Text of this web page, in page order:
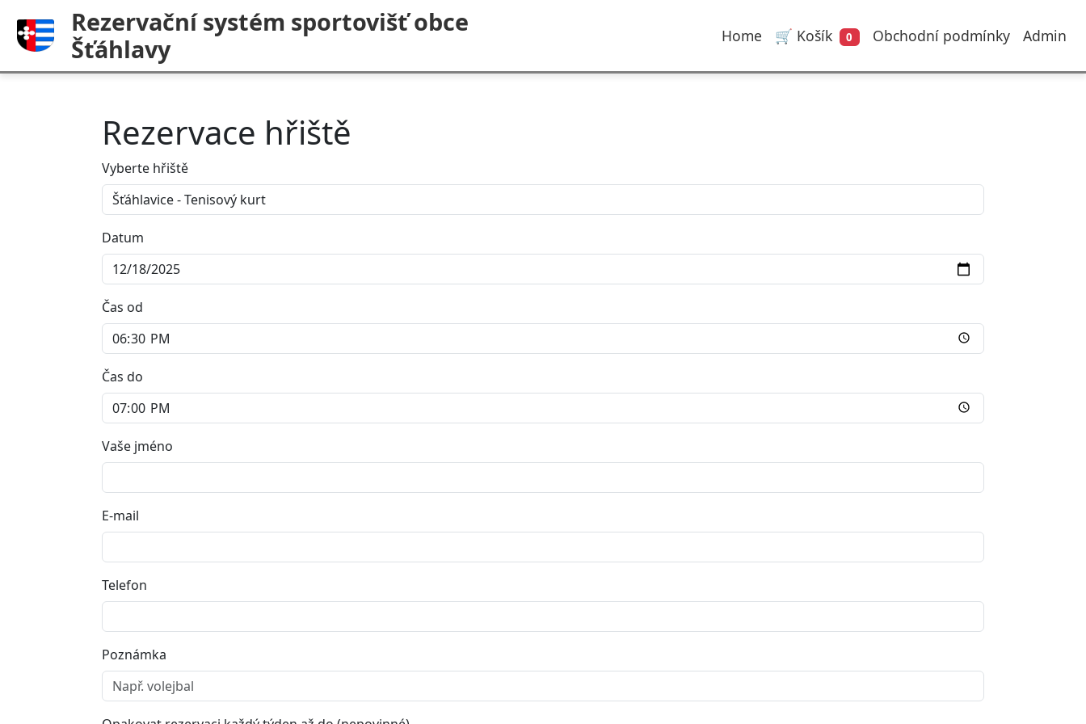
Rezervační systém sportovišť obce
Šťáhlavy
Home 🛒 Košík 0 Obchodní podmínky Admin
Rezervace hřiště
Vyberte hřiště
Datum
Čas od
Čas do
Vaše jméno
E-mail
Telefon
Poznámka